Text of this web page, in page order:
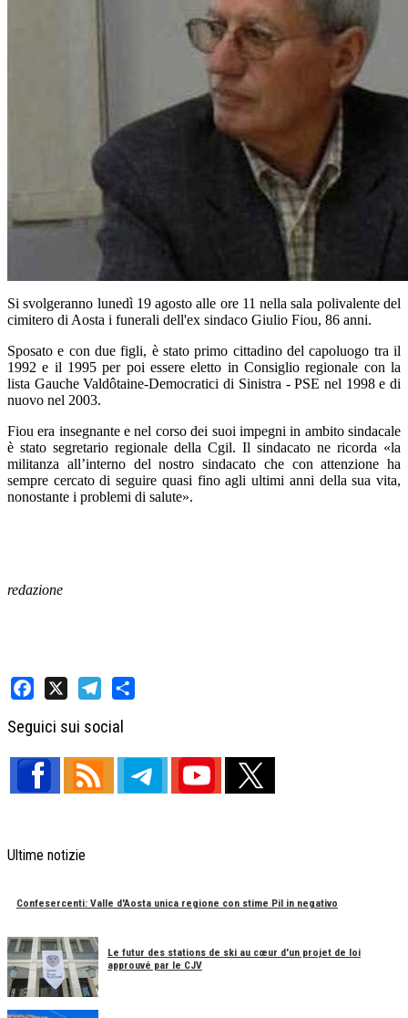
Si svolgeranno lunedì 19 agosto alle ore 11 nella sala polivalente del
cimitero di Aosta i funerali dell'ex sindaco Giulio Fiou, 86 anni.
Sposato e con due figli, è stato primo cittadino del capoluogo tra il
1992 e il 1995 per poi essere eletto in Consiglio regionale con la
lista Gauche Valdôtaine-Democratici di Sinistra - PSE nel 1998 e di
nuovo nel 2003.
Fiou era insegnante e nel corso dei suoi impegni in ambito sindacale
è stato segretario regionale della Cgil. Il sindacato ne ricorda «la
militanza all’interno del nostro sindacato che con attenzione ha
sempre cercato di seguire quasi fino agli ultimi anni della sua vita,
nonostante i problemi di salute».
redazione
Seguici sui social
Ultime notizie
Confesercenti: Valle d'Aosta unica regione con stime Pil in negativo
Le futur des stations de ski au cœur d'un projet de loi
approuvé par le CJV